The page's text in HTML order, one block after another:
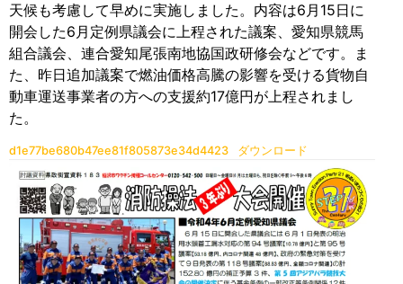
天候も考慮して早めに実施しました。内容は6月15日に
開会した6月定例県議会に上程された議案、愛知県競馬
組合議会、連合愛知尾張南地協国政研修会などです。ま
た、昨日追加議案で燃油価格高騰の影響を受ける貨物自
動車運送事業者の方への支援約17億円が上程されまし
た。
d1e77be680b47ee81f805873e34d4423 ダウンロード